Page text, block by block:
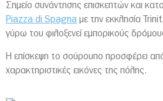
Σημείο συνάντησης επισκεπτών και
Piazza di Spagna με την εκκλησία
γύρω του φιλοξενεί εμπορικούς
Η επίσκεψη το σούρουπο προσφέρει από
χαρακτηριστικές εικόνες της πόλης.